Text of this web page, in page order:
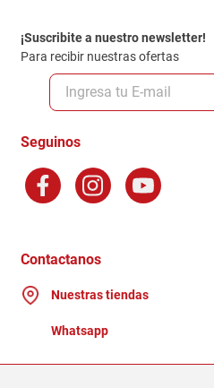
Politica de Privacidad
Políticas y condiciones GiftCard
Formas de Pago
Terminos y Condiciones
Factura Electronica
Ganadores - Promociones
¡Suscribite a nuestro newsletter!
Para recibir nuestras ofertas
Seguinos
Contactanos
Nuestras tiendas
Whatsapp